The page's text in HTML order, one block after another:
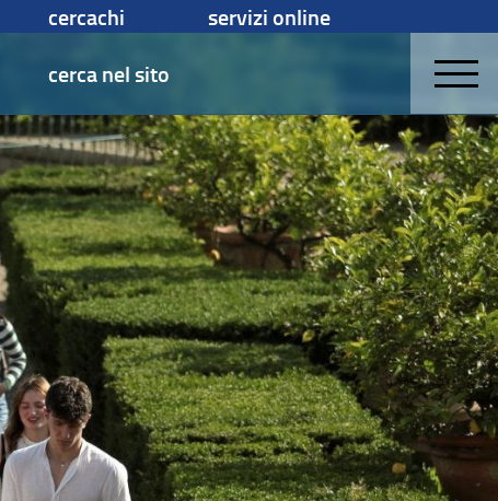
cercachi
servizi online
cerca nel sito